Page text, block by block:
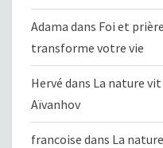
Adama dans Foi et
transforme votre vie
Hervé dans La nature
Aïvanhov
francoise dans La